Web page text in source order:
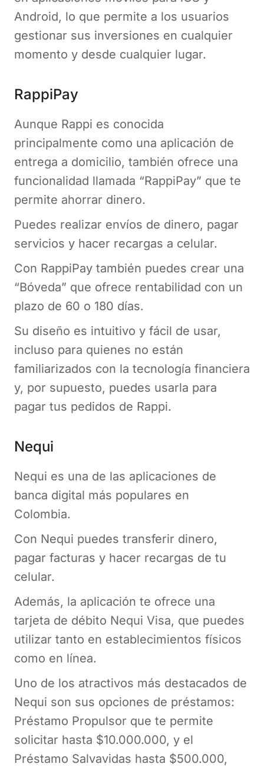
Android, lo que permite a los usuarios
gestionar sus inversiones en cualquier
momento y desde cualquier lugar.
RappiPay
Aunque Rappi es conocida
principalmente como una aplicación de
entrega a domicilio, también ofrece una
funcionalidad llamada “RappiPay” que te
permite ahorrar dinero.
Puedes realizar envíos de dinero, pagar
servicios y hacer recargas a celular.
Con RappiPay también puedes crear una
“Bóveda” que ofrece rentabilidad con un
plazo de 60 o 180 días.
Su diseño es intuitivo y fácil de usar,
incluso para quienes no están
familiarizados con la tecnología financiera
y, por supuesto, puedes usarla para
pagar tus pedidos de Rappi.
Nequi
Nequi es una de las aplicaciones de
banca digital más populares en
Colombia.
Con Nequi puedes transferir dinero,
pagar facturas y hacer recargas de tu
celular.
Además, la aplicación te ofrece una
tarjeta de débito Nequi Visa, que puedes
utilizar tanto en establecimientos físicos
como en línea.
Uno de los atractivos más destacados de
Nequi son sus opciones de préstamos:
Préstamo Propulsor que te permite
solicitar hasta $10.000.000, y el
Préstamo Salvavidas hasta $500.000,